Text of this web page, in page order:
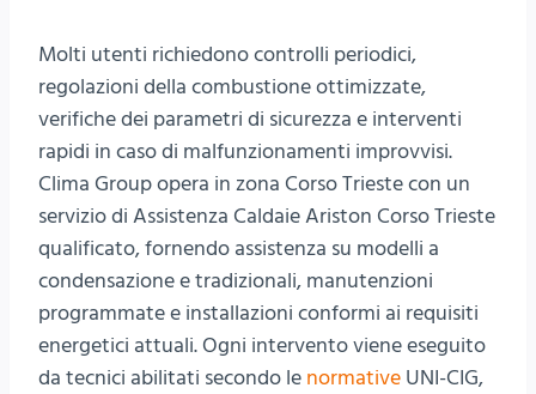
Molti utenti richiedono controlli periodici,
regolazioni della combustione ottimizzate,
verifiche dei parametri di sicurezza e interventi
rapidi in caso di malfunzionamenti improvvisi.
Clima Group opera in zona Corso Trieste con un
servizio di Assistenza Caldaie Ariston Corso Trieste
qualificato, fornendo assistenza su modelli a
condensazione e tradizionali, manutenzioni
programmate e installazioni conformi ai requisiti
energetici attuali. Ogni intervento viene eseguito
da tecnici abilitati secondo le normative UNI-CIG,